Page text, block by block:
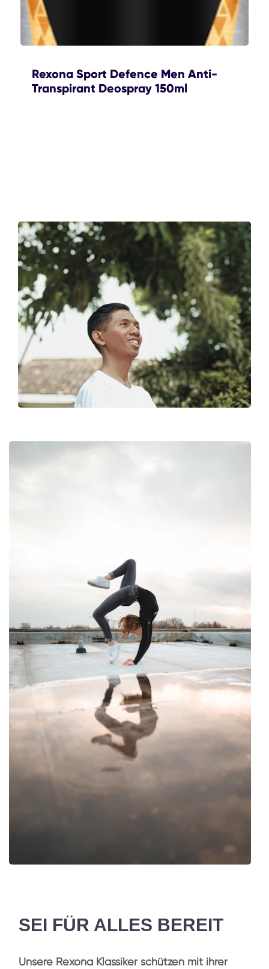
Rexona Sport Defence Men Anti-
Transpirant Deospray 150ml
SEI FÜR ALLES BEREIT
Unsere Rexona Klassiker schützen mit ihrer